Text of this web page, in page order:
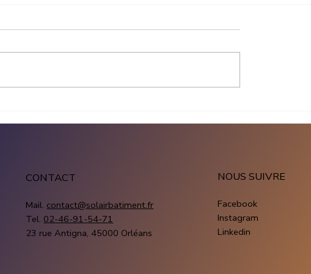
domestique en 2026
Centre-Val de Loire :
CONTACT
Mail. contact@solairbatiment.fr
Tel. 02-46-91-54-71
23 rue Antigna, 45000 Orléans
NOUS SUIVRE
Facebook
Instagram
Linkedin